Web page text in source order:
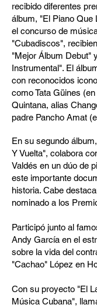
recibido diferentes
álbum, "El Piano Que
el concurso de
"Cubadiscos",
"Mejor Álbum Debut"
Instrumental". El
con reconocidos
como Tata Güines
Quintana, alias
padre Pancho Amat
En su segundo
Y Vuelta", colabora
Valdés en un dúo de
este importante
historia. Cabe
nominado a los
Participó junto al
Andy García en el
sobre la vida del
"Cachao" López en
Con su proyecto "El
Música Cubana",